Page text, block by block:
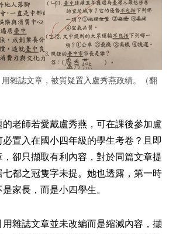
雜誌文章，被質疑置入盧秀燕政績。（翻
老師若愛戴盧秀燕，可在課後參加盧
置入在國小四年級的學生考卷？且即
卻只擷取有利內容，對於同篇文章提
都之冠隻字未提。她也透露，第一時
家長，而是小四學生。
雜誌文章並未改編而是縮減內容，擷